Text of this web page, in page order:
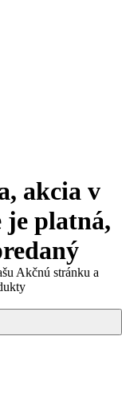
akcia v
je platná,
Akčnú stránku a